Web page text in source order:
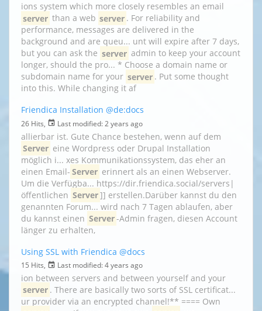
ions system which more closely resembles an email
server than a web server . For reliability and
performance, messages are delivered in the
background and are queu... unt will expire after 7 days,
but you can ask the server admin to keep your account
longer, should the pro... * Choose a domain name or
subdomain name for your server . Put some thought
into this. While changing it af
Friendica Installation @de:docs
26 Hits, Last modified: 2 years ago
allierbar ist. Gute Chance bestehen, wenn auf dem
Server eine Wordpress oder Drupal Installation
möglich i... xes Kommunikationssystem, das eher an
einen Email- Server erinnert als an einen Webserver.
Um die Verfügba... https://dir.friendica.social/servers|
öffentlichen Server]] erstellen.Darüber kannst du den
genannten Forum... wird nach 7 Tagen ablaufen, aber
du kannst einen Server-Admin fragen, diesen Account
länger zu erhalten,
Using SSL with Friendica @docs
15 Hits, Last modified: 4 years ago
ion between servers and between yourself and your
server . There are basically two sorts of SSL certificat...
ur provider via an encrypted channel!** ==== Own